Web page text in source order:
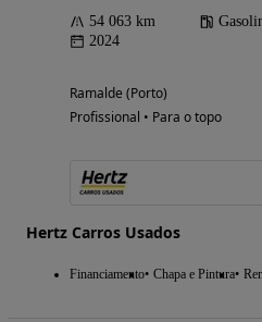
54 063 km
2024
Ramalde (Porto)
Profissional • Para o topo
Hertz Carros Usados
Financiamento Chapa e Pintura